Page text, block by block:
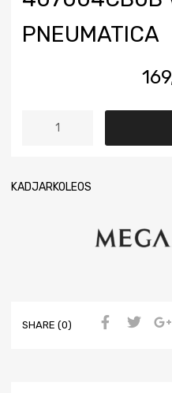
PNEUMATICA
KADJARKOLEOS
SHARE (0)